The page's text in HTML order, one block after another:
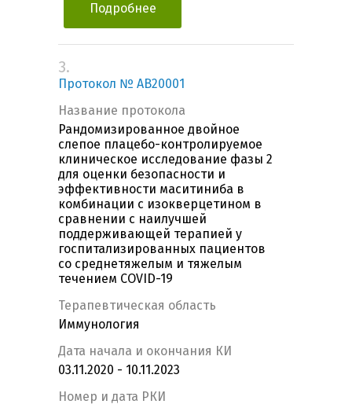
Подробнее
3.
Протокол № AB20001
Название протокола
Рандомизированное двойное
слепое плацебо-контролируемое
клиническое исследование фазы 2
для оценки безопасности и
эффективности маситиниба в
комбинации с изокверцетином в
сравнении с наилучшей
поддерживающей терапией у
госпитализированных пациентов
со среднетяжелым и тяжелым
течением COVID-19
Терапевтическая область
Иммунология
Дата начала и окончания КИ
03.11.2020 - 10.11.2023
Номер и дата РКИ